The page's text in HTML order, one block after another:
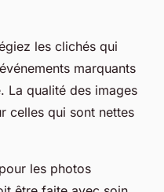
les clichés qui
marquants
La qualité des images
celles qui sont nettes
les photos